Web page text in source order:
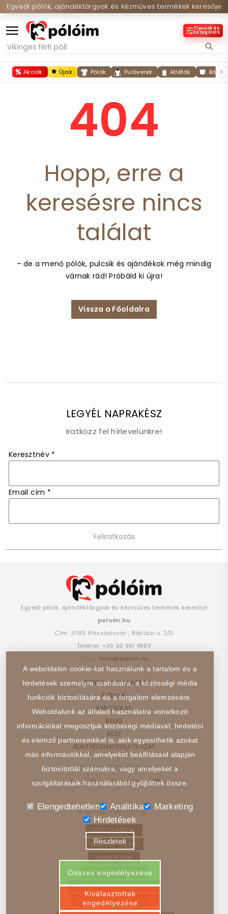
Egyedi pólók, ajándéktárgyak és kézműves termékek keresője
Típusok és
kategóriák
Akciók Újak Pólók Pulóverek Atléták
404
Hopp, erre a
keresésre nincs
találat
– de a menő pólók, pulcsik és ajándékok még mindig
várnak rád! Próbáld ki újra!
Vissza a Főoldalra
LEGYÉL NAPRAKÉSZ
Iratkozz fel hírlevelünkre!
Keresztnév *
Email cím *
Egyedi pólók, ajándéktárgyak és kézműves termékek keresője
poloim.hu
Cím: 2085 Pilisvörösvár , Rákóczi u. 3/D
Telefon: +36 20 981 4983
hello@poloim.hu
PARTNER CSATLAKOZÁS
RÓLUNK
KAPCSOLAT
BLOG
ÁSZF
ADATVÉDELMI NYILATKOZAT
Kövess minket itt is:
Kiemelt kategóriák
VICCES PÓLÓK
ÁLLATOK PÓLÓK
HOBBI PÓLÓK
JÁRMŰVEK PÓLÓK
FILMEK, SOROZATOK PÓLÓK
ABSZTRAKT, ELVONT PÓLÓK
A weboldalon cookie-kat használunk a tartalom és a
hirdetések személyre szabására, a közösségi média
funkciók biztosítására és a forgalom elemzésére.
Weboldalunk az általad használatra vonatkozó
információkat megosztjuk közösségi médiával, hirdetési
és elemző partnereinkkel is, akik egyesíthetik azokat
más információkkal, amelyeket beállításaid alapján
biztosítottál számukra, vagy amelyeket a
szolgáltatásaik használatából gyűjtöttek össze.
Elengedtehetlen Analitika
Marketing
Hirdetések
Részletek
Összes engedélyezése
Kiválasztottak
engedélyezése